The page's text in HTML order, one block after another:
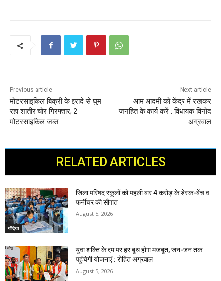
Previous article
मोटरसाइकिल बिक्री के इरादे से घुम
रहा शातीर चोर गिरफ्तार; 2
मोटरसाइकिल जब्त
Next article
आम आदमी को केंद्र में रखकर
जनहित के कार्य करें : विधायक विनोद
अग्रवाल
RELATED ARTICLES
गोंदिया
जिला परिषद स्कूलों को पहली बार 4 करोड़ के डेस्क-बेंच व
फर्नीचर की सौगात
August 5, 2026
युवा शक्ति के दम पर हर बूथ होगा मजबूत, जन-जन तक
पहुंचेगी योजनाएं : रोहित अग्रवाल
August 5, 2026